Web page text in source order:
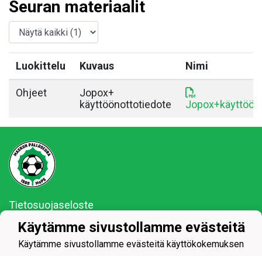
Seuran materiaalit
Luokittelu Kuvaus Nimi
Ohjeet
Jopox+
käyttöönottotiedote
Tietosuojaseloste
MaPS vaan ja se on siinä!
Käytämme sivustollamme evästeitä
Käytämme sivustollamme evästeitä käyttökokemuksen